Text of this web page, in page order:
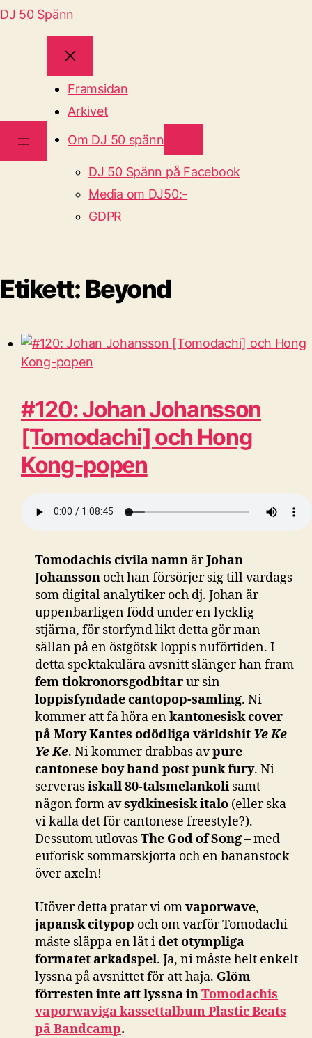
DJ 50 Spänn
Framsidan
Arkivet
Om DJ 50 spänn
DJ 50 Spänn på Facebook
Media om DJ50:-
GDPR
Etikett: Beyond
#120: Johan Johansson
[Tomodachi] och Hong
Kong-popen
Tomodachis civila namn ärJohan
Johansson och han försörjer sig till vardags
som digital analytiker och dj. Johan är
uppenbarligen född under en lycklig
stjärna, för storfynd likt detta gör man
sällan på en östgötsk loppis nuförtiden. I
detta spektakulära avsnitt slänger han fram
fem tiokronorsgodbitarur sin
loppisfyndade cantopop-samling. Ni
kommer att få höra enkantonesisk cover
på Mory Kantes odödliga världshit Ye Ke
Ye Ke. Ni kommer drabbas avpure
cantonese boy band post punk fury. Ni
serverasiskall 80-talsmelankoli samt
någon form avsydkinesisk italo (eller ska
vi kalla det för cantonese freestyle?).
Dessutom utlovasThe God of Song– med
euforisk sommarskjorta och en bananstock
över axeln!
Utöver detta pratar vi omvaporwave,
japansk citypop och om varför Tomodachi
måste släppa en låt idet otympliga
formatet arkadspel. Ja, ni måste helt enkelt
lyssna på avsnittet för att haja. Glöm
förresten inte att lyssna inTomodachis
vaporwaviga kassettalbum Plastic Beats
på Bandcamp.